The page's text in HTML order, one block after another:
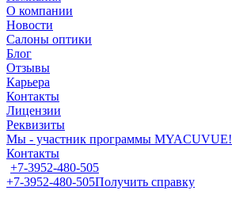
О компании
Новости
Салоны оптики
Блог
Отзывы
Карьера
Контакты
Лицензии
Реквизиты
Мы - участник программы MYACUVUE!
Контакты
+7-3952-480-505
+7-3952-480-505Получить справку